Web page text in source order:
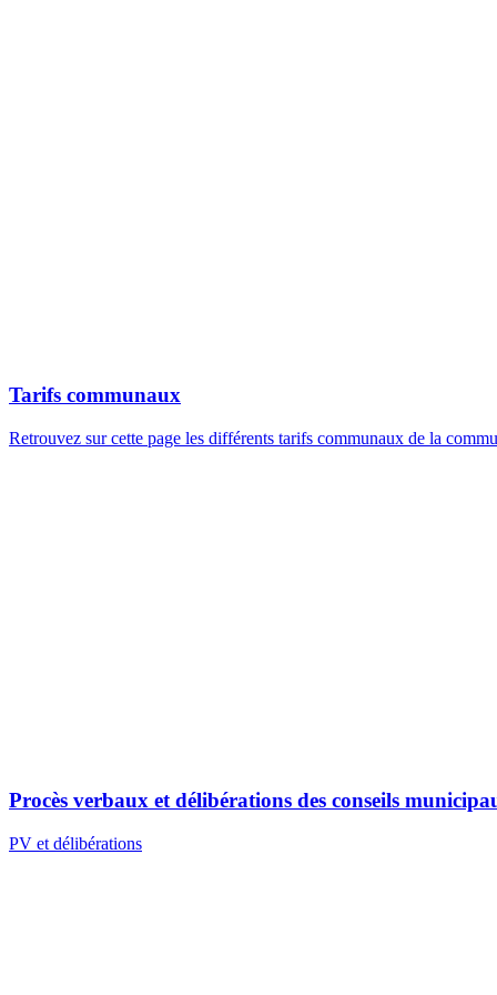
Tarifs communaux
Retrouvez sur cette page les différents tarifs communaux de la
Procès verbaux et délibérations des conseils
PV et délibérations